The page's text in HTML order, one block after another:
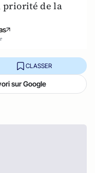
priorité de la
CLASSER
sur Google